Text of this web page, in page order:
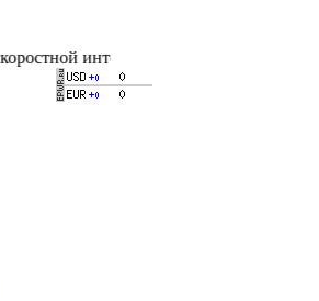
интернет, качественное цифровое